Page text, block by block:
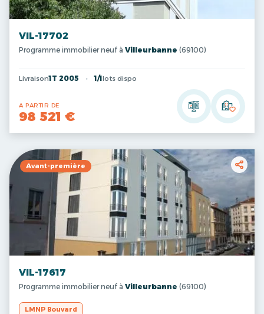
VIL-17702
Programme immobilier neuf à Villeurbanne (69100)
Livraison1T 2005 1/1 lots dispo
A PARTIR DE
98 521 €
Avant-première
VIL-17617
Programme immobilier neuf à Villeurbanne (69100)
LMNP Bouvard